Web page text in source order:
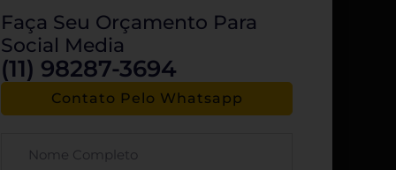
Faça Seu Orçamento Para
Social Media
(11) 98287-3694
Contato Pelo Whatsapp